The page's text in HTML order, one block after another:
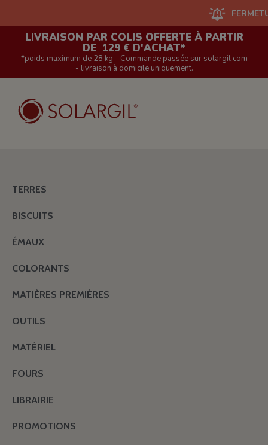
FERMETURE
LIVRAISON PAR COLIS OFFERTE À PARTIR
DE 129 € D'ACHAT*
*poids maximum de 28 kg - Commande passée sur solargil.com
- livraison à domicile uniquement.
TERRES
BISCUITS
ÉMAUX
COLORANTS
MATIÈRES PREMIÈRES
OUTILS
MATÉRIEL
FOURS
LIBRAIRIE
PROMOTIONS